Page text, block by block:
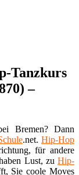
Tanzkurs
–
Bremen? Dann
.net.Hip-Hop
für andere
Lust, zuHip-
Sie coole Moves